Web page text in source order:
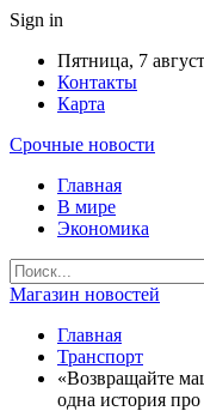
Sign in
Пятница, 7
Контакты
Карта
Срочные новости
Главная
В мире
Экономика
Магазин новостей
Главная
Транспорт
«Возвращайте
одна история